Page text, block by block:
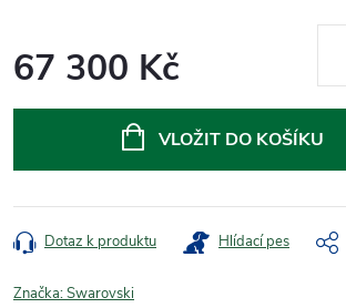
67 300 Kč
VLOŽIT DO KOŠÍKU
Dotaz k produktu Hlídací pes
Značka:Swarovski